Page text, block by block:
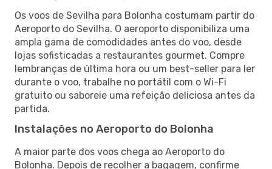
Os voos de Sevilha para Bolonha costumam partir do
Aeroporto do Sevilha. O aeroporto disponibiliza uma
ampla gama de comodidades antes do voo, desde
lojas sofisticadas a restaurantes gourmet. Compre
lembranças de última hora ou um best-seller para ler
durante o voo, trabalhe no portátil com o Wi-Fi
gratuito ou saboreie uma refeição deliciosa antes da
partida.
Instalações no Aeroporto do Bolonha
A maior parte dos voos chega ao Aeroporto do
Bolonha. Depois de recolher a bagagem, confirme